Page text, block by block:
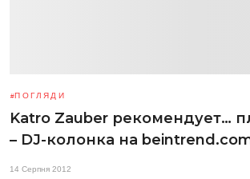
ПОГЛЯДИ
Katro Zauber рекомендует…
– DJ-колонка на
14 Серпня 2012